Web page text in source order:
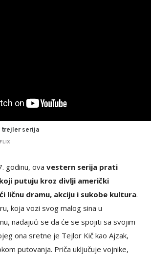
trejler serija
godinu, ova vestern serija prati
putuju kroz divlji američki
ličnu dramu, akciju i sukobe kultura.
koja vozi svog malog sina u
nadajući se da će se spojiti sa svojim
ona sretne je Tejlor Kič kao Ajzak,
putovanja. Priča uključuje vojnike,